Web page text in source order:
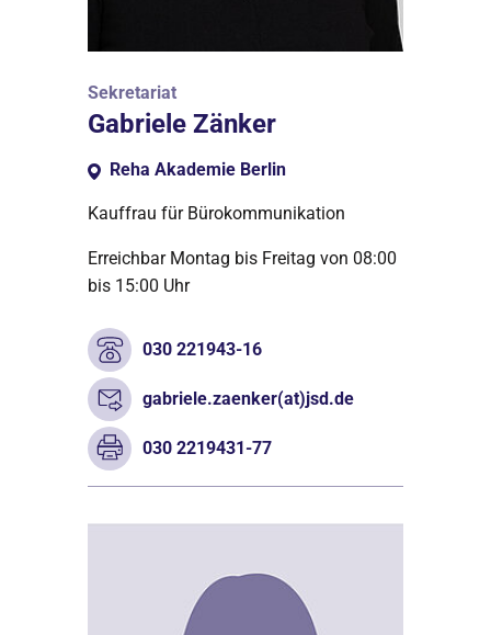
Sekretariat
Gabriele Zänker
Reha Akademie Berlin
Kauffrau für Bürokommunikation
Erreichbar Montag bis Freitag von 08:00
bis 15:00 Uhr
030 221943-16
gabriele.zaenker(at)jsd.de
030 2219431-77